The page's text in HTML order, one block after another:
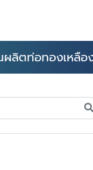
ผลิตท่อทองเหลื